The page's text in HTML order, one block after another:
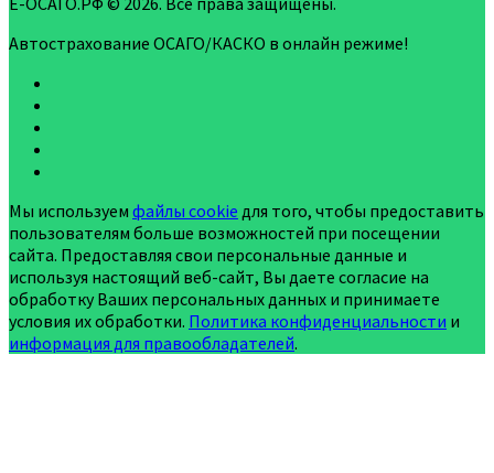
Автострахование ОСАГО/КАСКО в онлайн режиме!
Мы используем файлы cookie для того, чтобы предоставить
пользователям больше возможностей при посещении
сайта. Предоставляя свои персональные данные и
используя настоящий веб-сайт, Вы даете согласие на
обработку Ваших персональных данных и принимаете
условия их обработки. Политика конфиденциальности и
информация для правообладателей.